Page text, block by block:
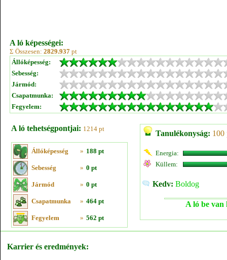
A ló képességei:
Σ Összesen: 2829.937 pt
Állóképesség:
Sebesség:
Jármód:
Csapatmunka:
Fegyelem:
A ló tehetségpontjai: 1214 pt
Állóképesség » 188 pt
Sebesség » 0 pt
Jármód » 0 pt
Csapatmunka » 464 pt
Fegyelem » 562 pt
Tanulékonyság: 100
Energia:
Küllem:
Kedv: Boldog
A ló be van
Karrier és eredmények: